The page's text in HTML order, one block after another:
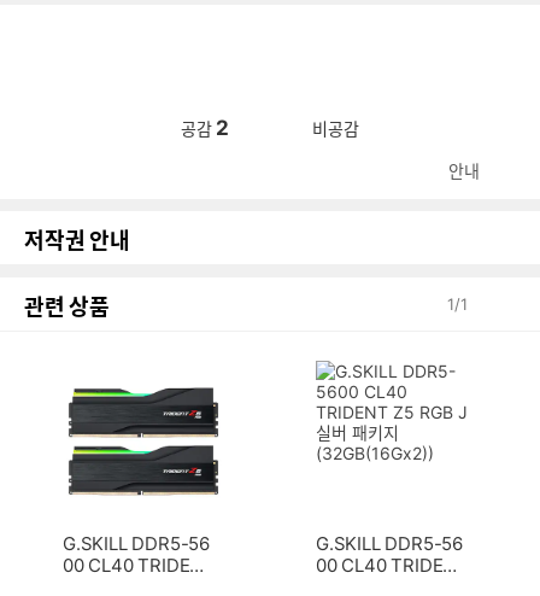
공감 2 비공감
안내
저작권 안내
관련 상품 1/1
G.SKILL DDR5-56
00 CL40 TRIDEN
G.SKILL DDR5-56
00 CL40 TRIDEN